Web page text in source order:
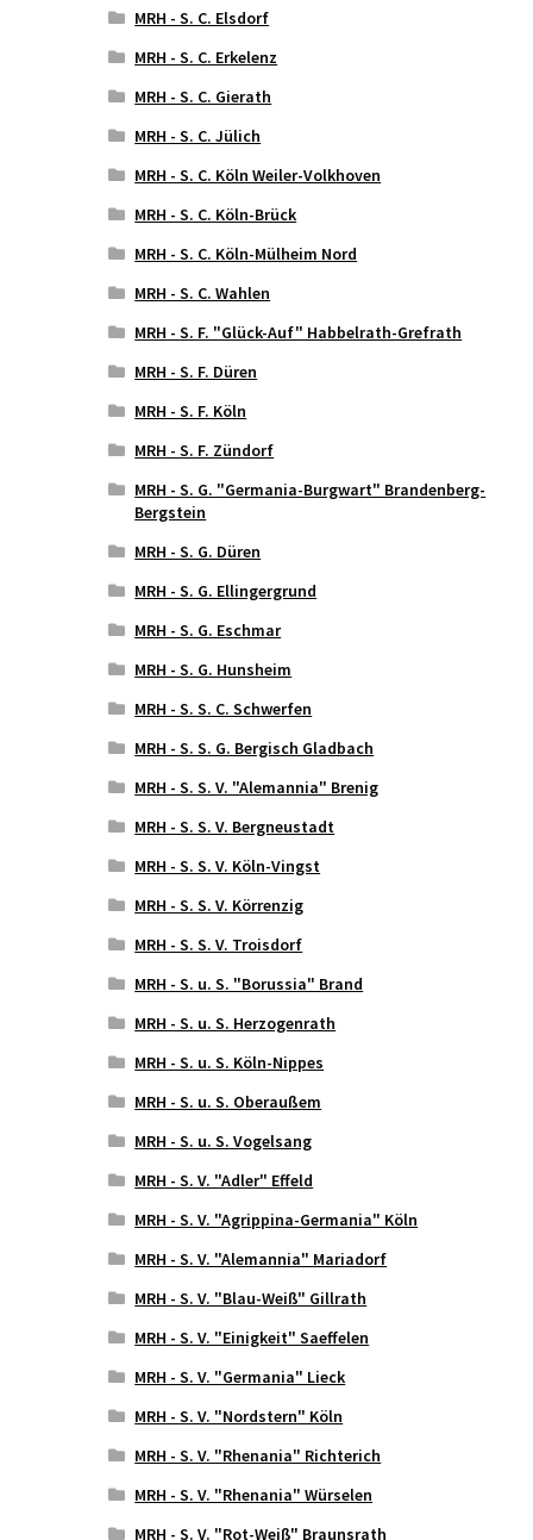
MRH - S. C. Elsdorf
MRH - S. C. Erkelenz
MRH - S. C. Gierath
MRH - S. C. Jülich
MRH - S. C. Köln Weiler-Volkhoven
MRH - S. C. Köln-Brück
MRH - S. C. Köln-Mülheim Nord
MRH - S. C. Wahlen
MRH - S. F. "Glück-Auf" Habbelrath-Grefrath
MRH - S. F. Düren
MRH - S. F. Köln
MRH - S. F. Zündorf
MRH - S. G. "Germania-Burgwart" Brandenberg-
Bergstein
MRH - S. G. Düren
MRH - S. G. Ellingergrund
MRH - S. G. Eschmar
MRH - S. G. Hunsheim
MRH - S. S. C. Schwerfen
MRH - S. S. G. Bergisch Gladbach
MRH - S. S. V. "Alemannia" Brenig
MRH - S. S. V. Bergneustadt
MRH - S. S. V. Köln-Vingst
MRH - S. S. V. Körrenzig
MRH - S. S. V. Troisdorf
MRH - S. u. S. "Borussia" Brand
MRH - S. u. S. Herzogenrath
MRH - S. u. S. Köln-Nippes
MRH - S. u. S. Oberaußem
MRH - S. u. S. Vogelsang
MRH - S. V. "Adler" Effeld
MRH - S. V. "Agrippina-Germania" Köln
MRH - S. V. "Alemannia" Mariadorf
MRH - S. V. "Blau-Weiß" Gillrath
MRH - S. V. "Einigkeit" Saeffelen
MRH - S. V. "Germania" Lieck
MRH - S. V. "Nordstern" Köln
MRH - S. V. "Rhenania" Richterich
MRH - S. V. "Rhenania" Würselen
MRH - S. V. "Rot-Weiß" Braunsrath